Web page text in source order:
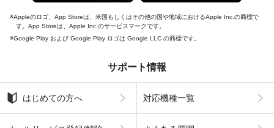
Appleのロゴ、App Storeは、米国もしくはその他の国や地域におけるApple Inc.の商標で
す。App Storeは、Apple Inc.のサービスマークです。
Google Play および Google Play ロゴは Google LLC の商標です。
サポート情報
はじめての方へ 対応機種一覧